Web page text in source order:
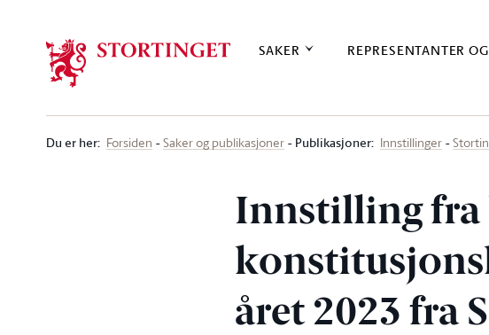
SAKER REPRESENTANTER
Du er her: Forsiden Saker og publikasjoner Publikasjoner: Innstillinger
Innstilling
året 2023 fra